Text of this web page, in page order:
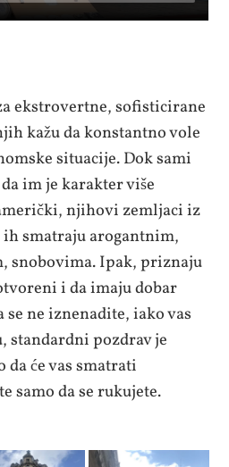
ekstrovertne, sofisticirane
kažu da konstantno vole
situacije. Dok sami
im je karakter više
njihovi zemljaci iz
smatraju arogantnim,
snobovima. Ipak, priznaju
i da imaju dobar
se ne iznenadite, iako vas
standardni pozdrav je
da će vas smatrati
samo da se rukujete.